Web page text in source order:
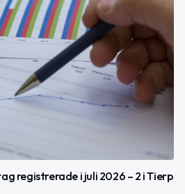
registrerade i juli 2026 – 2 i Tierp